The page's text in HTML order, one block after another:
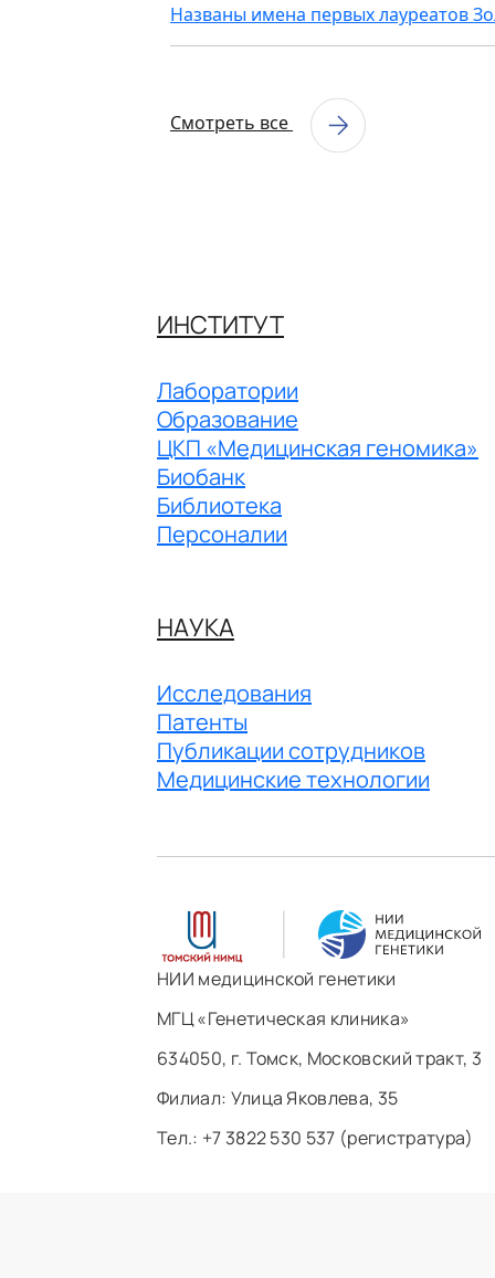
Названы имена первых лауреатов
Смотреть все
ИНСТИТУТ
Лаборатории
Образование
ЦКП «Медицинская геномика»
Биобанк
Библиотека
Персоналии
НАУКА
Исследования
Патенты
Публикации сотрудников
Медицинские технологии
НИИ медицинской генетики
МГЦ «Генетическая клиника»
634050, г. Томск, Московский тракт, 3
Филиал: ​Улица Яковлева, 35
Тел.: +7 3822 530 537 (регистратура)